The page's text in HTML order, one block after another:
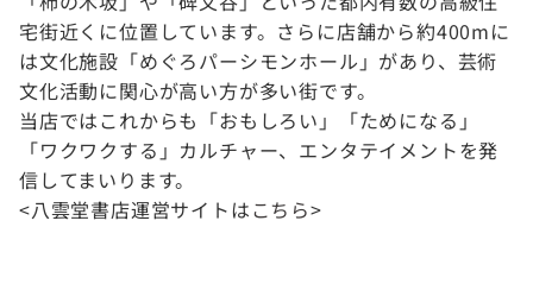
宅街近くに位置しています。さらに店舗から約400mに
は文化施設「めぐろパーシモンホール」があり、芸術
文化活動に関心が高い方が多い街です。
当店ではこれからも「おもしろい」「ためになる」
「ワクワクする」カルチャー、エンタテイメントを発
信してまいります。
<八雲堂書店運営サイトはこちら>